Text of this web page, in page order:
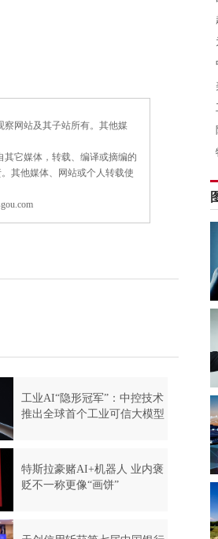
网站及其子站所有。其他媒
它媒体，转载、编译或摘编的
其他媒体、网站或个人转载使